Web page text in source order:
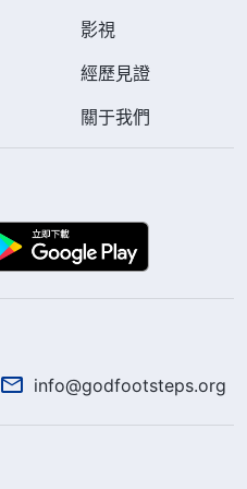
影視
經歷見證
關于我們
info@godfootsteps.org